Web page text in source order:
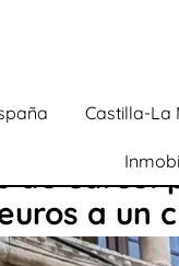
Castilla-La
de
a un